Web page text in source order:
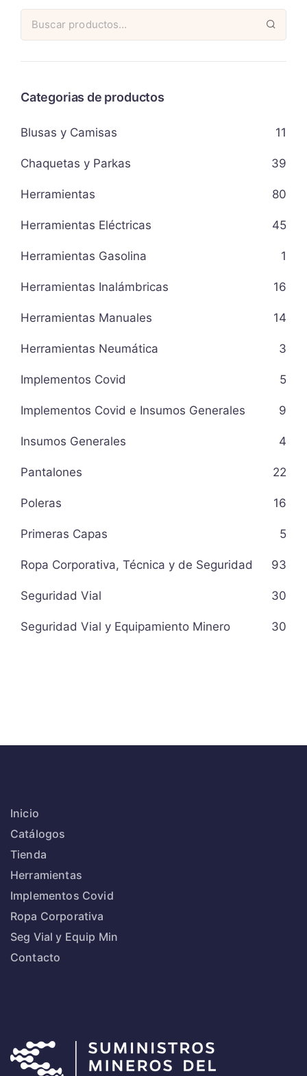
Categorias de productos
Blusas y Camisas 11
Chaquetas y Parkas 39
Herramientas 80
Herramientas Eléctricas 45
Herramientas Gasolina 1
Herramientas Inalámbricas 16
Herramientas Manuales 14
Herramientas Neumática 3
Implementos Covid 5
Implementos Covid e Insumos Generales 9
Insumos Generales 4
Pantalones 22
Poleras 16
Primeras Capas 5
Ropa Corporativa, Técnica y de Seguridad 93
Seguridad Vial 30
Seguridad Vial y Equipamiento Minero 30
Inicio
Catálogos
Tienda
Herramientas
Implementos Covid
Ropa Corporativa
Seg Vial y Equip Min
Contacto